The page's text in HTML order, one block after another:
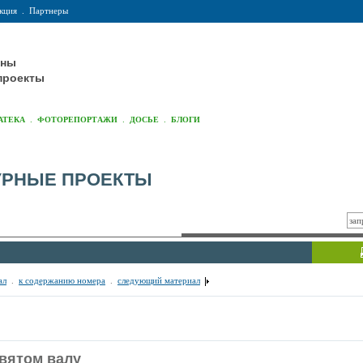
Партнеры
ФОТОРЕПОРТАЖИ ДОСЬЕ БЛОГИ
ПРОЕКТЫ
к содержанию номера следующий материал
валу